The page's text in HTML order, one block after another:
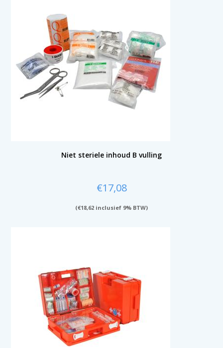
Niet steriele inhoud B vulling
€17,08
(€18,62 inclusief 9% BTW)